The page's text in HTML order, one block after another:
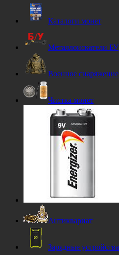
Каталоги монет
Металлоискатели БУ
Военное снаряжение
Чистка монет
Антиквариат
Зарядные устройства